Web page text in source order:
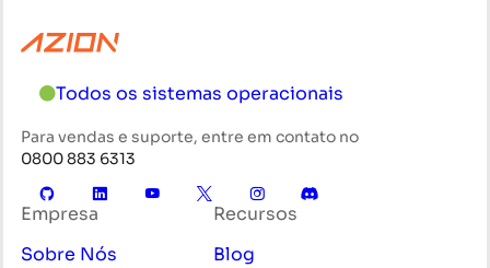
Todos os sistemas operacionais
Para vendas e suporte, entre em contato no
0800 883 6313
Empresa
Sobre Nós
Recursos
Blog